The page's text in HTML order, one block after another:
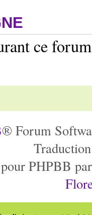
ce
® Forum
pour PHPBB